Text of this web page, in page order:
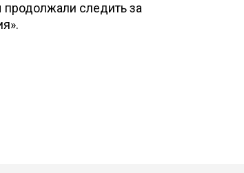
следить за